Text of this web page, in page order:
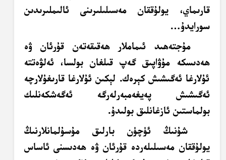
قارىماي، يولۇققان مەسىلىلىرىنى ئالىملىرىدىن
سورايدۇ…
مۇجتەھىد ئىماملار ھەقىقەتەن قۇرئان ۋە
ھەدىسكە مۇۋاپىق گەپ قىلغان بولسا، ئەلۋەتتە
ئۇلارغا ئەگىشىش كېرەك. لېكىن ئۇلارغا قارىغۇلارچە
ئەگىشىش پەيغەمبەرلەرگە ئەگەشكەنلىك
بولماستىن ئازغانلىق بولىدۇ.
شۇنىڭ ئۈچۈن بارلىق مۇسۇلمانلارنىڭ
يولۇققان مەسىلىلەردە قۇرئان ۋە ھەدىسنى ئاساس